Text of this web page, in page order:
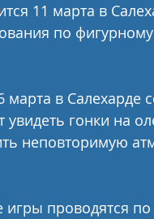
11 марта в
по
в Салехарде
увидеть гонки на
неповторимую
игры проводятся